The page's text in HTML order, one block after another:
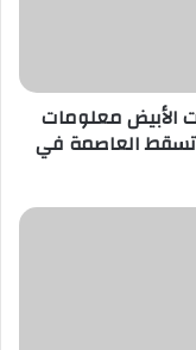
الأبيض معلومات
وتسقط العاصمة في